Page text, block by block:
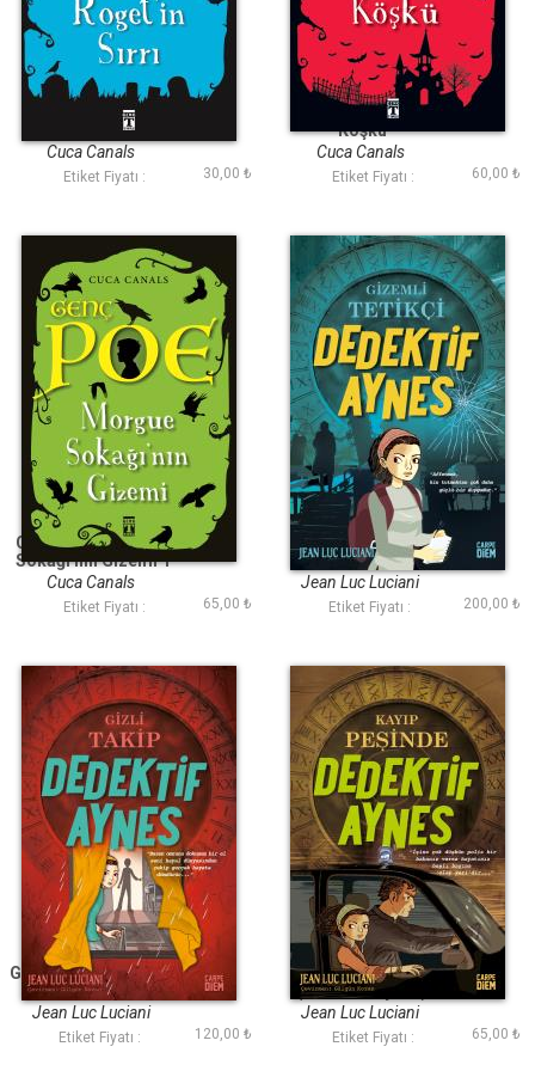
Genç Poe - Mary
Roget'in Sırrı 2
Cuca Canals
Etiket Fiyatı : 30,00 ₺
Genç Poe - Korku
Köşkü
Cuca Canals
Etiket Fiyatı : 60,00 ₺
Genç Poe - Morgue
Sokağı'nın Gizemi 1
Cuca Canals
Etiket Fiyatı : 65,00 ₺
Gizemli Tetikçi -
Dedektif Aynes
Jean Luc Luciani
Etiket Fiyatı : 200,00 ₺
Gizli Takip - Dedektif
Aynes
Jean Luc Luciani
Etiket Fiyatı : 120,00 ₺
Kayıp Peşinde
(Dedektif Aynes)
Jean Luc Luciani
Etiket Fiyatı : 65,00 ₺